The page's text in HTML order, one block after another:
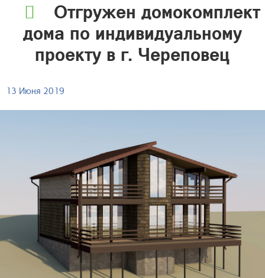
Отгружен домокомплект
дома по индивидуальному
проекту в г. Череповец
13 Июня 2019